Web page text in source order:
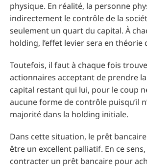
physique. En réalité, la personne
indirectement le contrôle de la
seulement un quart du capital. À
holding, l’effet levier sera en théorie
Toutefois, il faut à chaque fois
actionnaires acceptant de prendre
capital restant qui lui, pour le coup
aucune forme de contrôle puisqu’il
majorité dans la holding initiale.
Dans cette situation, le prêt bancaire
être un excellent palliatif. En ce
contracter un prêt bancaire pour